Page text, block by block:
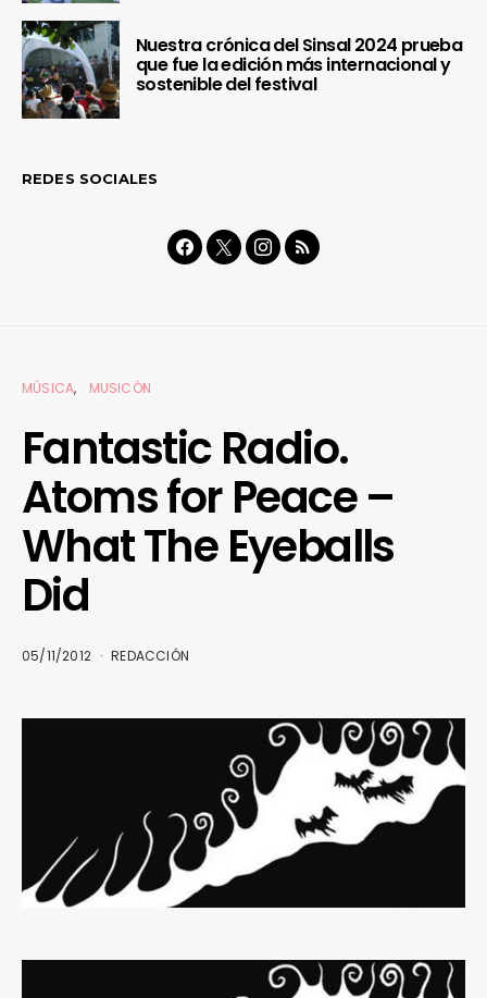
Nuestra crónica del Sinsal 2024 prueba
que fue la edición más internacional y
sostenible del festival
REDES SOCIALES
MÚSICA MUSICÓN
Fantastic Radio.
Atoms for Peace –
What The Eyeballs
Did
05/11/2012 REDACCIÓN